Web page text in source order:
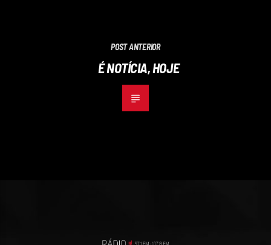
POST ANTERIOR
É NOTÍCIA, HOJE